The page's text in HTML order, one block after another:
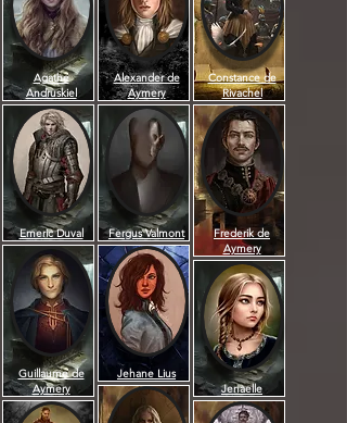
Agathe
Andruskiel
Emeric Duval
Guillaume de
Aymery
Alexander de
Aymery
Fergus Valmont
Jehane Lius
Constance de
Rivachel
Frederik de
Aymery
Jenaelle